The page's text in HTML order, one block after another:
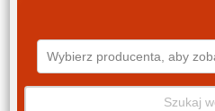
Wybierz producenta, aby
Szukaj